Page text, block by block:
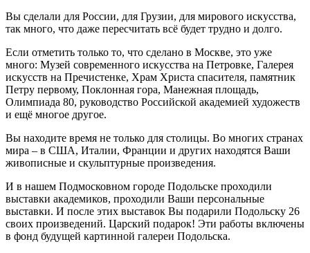
Вы сделали для России, для Грузии, для мирового искусства,
так много, что даже пересчитать всё будет трудно и долго.
Если отметить только то, что сделано в Москве, это уже
много: Музей современного искусства на Петровке, Галерея
искусств на Пречистенке, Храм Христа спасителя, памятник
Петру первому, Поклонная гора, Манежная площадь,
Олимпиада 80, руководство Российской академией художеств
и ещё многое другое.
Вы находите время не только для столицы. Во многих странах
мира – в США, Италии, Франции и других находятся Ваши
живописные и скульптурные произведения.
И в нашем Подмосковном городе Подольске проходили
выставки академиков, проходили Ваши персональные
выставки. И после этих выставок Вы подарили Подольску 26
своих произведений. Царский подарок! Эти работы включены
в фонд будущей картинной галереи Подольска.